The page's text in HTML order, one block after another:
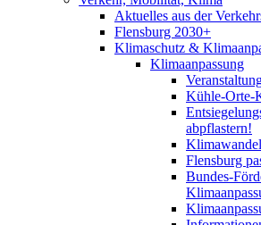
Aktuelles aus der
Flensburg 2030+
Klimaschutz &
Klimaanpassung
Kühle-Orte-
abpflastern!
Flensburg
Bundes-